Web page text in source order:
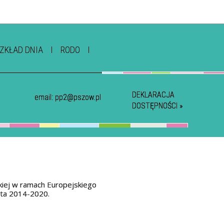
DNIA RODO
email: pp2@pszow.pl
DEKLARACJA
DOSTĘPNOŚCI »
w ramach Europejskiego
2014-2020.